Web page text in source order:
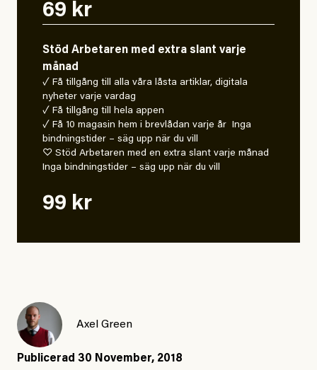
69 kr
Stöd Arbetaren med extra slant varje
månad
✓ Få tillgång till alla våra låsta artiklar, digitala
nyheter varje vardag
✓ Få tillgång till hela appen
✓ Få 10 magasin hem i brevlådan varje år Inga
bindningstider – säg upp när du vill
♡ Stöd Arbetaren med en extra slant varje månad
Inga bindningstider – säg upp när du vill
99 kr
Axel Green
Publicerad 30 November, 2018